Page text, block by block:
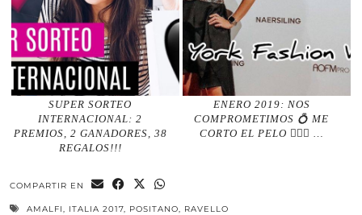
SUPER SORTEO
INTERNACIONAL: 2
PREMIOS, 2 GANADORES, 38
REGALOS!!!
ENERO 2019: NOS
COMPROMETIMOS 💍 ME
CORTO EL PELO 💇🏻‍♀️ …
COMPARTIR EN
AMALFI, ITALIA 2017, POSITANO, RAVELLO